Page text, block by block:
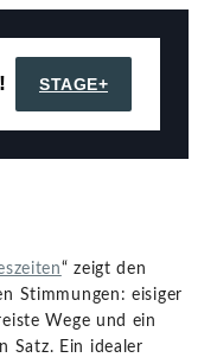
STAGE+
“ zeigt den
Stimmungen: eisiger
Wege und ein
Satz. Ein idealer